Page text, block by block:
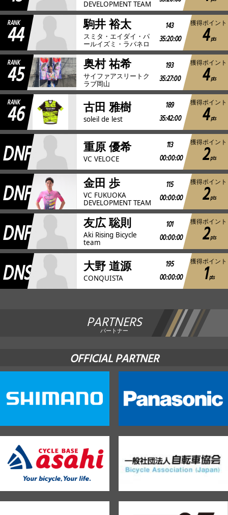
DEVELOPMENT TEAM
RANK
44 駒井 裕太
スミタ・エイダイ・パ
ールイズミ・ラバネロ
143
35:20:00
獲得ポイント
4 pts
RANK
45 奥村 祐希
サイファアスリートク
ラブ岡山
193
35:27:00
獲得ポイント
4 pts
RANK
46 古田 雅樹
soleil de lest
189
35:42:00
獲得ポイント
4 pts
DNF 重原 優希
VC VELOCE
113
00:00:00
獲得ポイント
2pts
DNF 金田 歩
VC FUKUOKA
DEVELOPMENT TEAM
115
00:00:00
獲得ポイント
2pts
DNF 友広 聡則
Aki Rising Bicycle
team
101
00:00:00
獲得ポイント
2pts
DNS 大野 道源
CONQUISTA
195
00:00:00
獲得ポイント
1pts
PARTNERS
パートナー
OFFICIAL PARTNER